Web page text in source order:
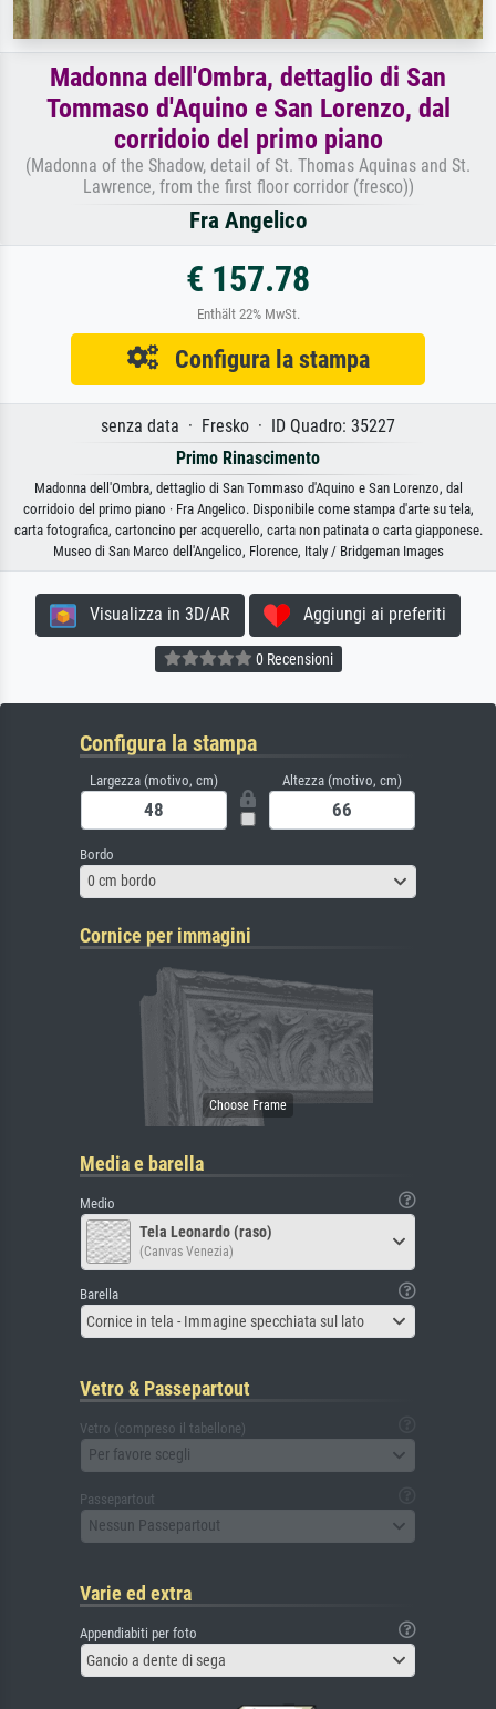
Madonna dell'Ombra, dettaglio di San
Tommaso d'Aquino e San Lorenzo, dal
corridoio del primo piano
(Madonna of the Shadow, detail of St. Thomas Aquinas and St.
Lawrence, from the first floor corridor (fresco))
Fra Angelico
€ 157.78
Enthält 22% MwSt.
Configura la stampa
senza data · Fresko · ID Quadro: 35227
Primo Rinascimento
Madonna dell'Ombra, dettaglio di San Tommaso d'Aquino e San Lorenzo, dal
corridoio del primo piano · Fra Angelico. Disponibile come stampa d'arte su tela,
carta fotografica, cartoncino per acquerello, carta non patinata o carta giapponese.
Museo di San Marco dell'Angelico, Florence, Italy / Bridgeman Images
Visualizza in 3D/AR Aggiungi ai preferiti
0 Recensioni
Configura la stampa
Largezza (motivo, cm) Altezza (motivo, cm)
Bordo
0 cm bordo
Cornice per immagini
Media e barella
Medio
Tela Leonardo (raso)
(Canvas Venezia)
Barella
Cornice in tela - Immagine specchiata sul lato
Vetro & Passepartout
Vetro (compreso il tabellone)
Per favore scegli
Passepartout
Nessun Passepartout
Varie ed extra
Appendiabiti per foto
Gancio a dente di sega